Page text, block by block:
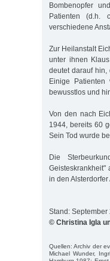
Bombenopfer
Patienten (d.h.
verschiedene
Zur Heilanstalt
unter ihnen
deutet darauf hin,
Einige
bewusstlos und
Von den nach
1944, bereits 60
Sein Tod wurde
Die
Geisteskrankheit"
in den
Stand: September
© Christina Igla
Quellen: Archiv der
Michael Wunder,